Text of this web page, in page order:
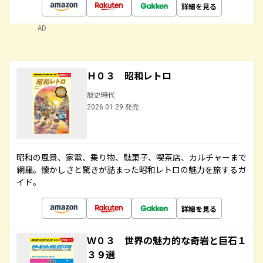
詳細を見る
AD
Ｈ０３ 昭和レトロ
歴史時代
2026.01.29 発売
昭和の風景、家電、乗り物、駄菓子、喫茶店、カルチャーまで
網羅。懐かしさと驚きが詰まった昭和レトロの魅力を旅するガ
イド。
詳細を見る
Ｗ０３ 世界の魅力的な奇岩と巨石１
３９選